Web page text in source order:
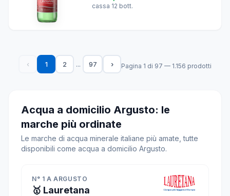
cassa 12 bott.
‹ 1 2 ... 97 › Pagina 1 di 97 — 1.156 prodotti
Acqua a domicilio Argusto: le
marche più ordinate
Le marche di acqua minerale italiane più amate, tutte
disponibili come acqua a domicilio Argusto.
N° 1 A ARGUSTO
🥇 Lauretana